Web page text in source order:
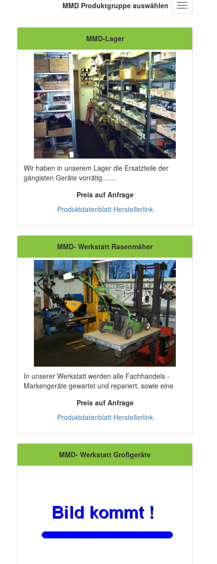
MMD Produktgruppe auswählen
Navigation
ein-/
MMD-Lager
Wir haben in unserem Lager die Ersatzteile der
gängisten Geräte vorrätig.......
Preis auf Anfrage
Produktdatenblatt Herstellerlink
MMD- Werkstatt Rasenmäher
In unserer Werkstatt werden alle Fachhandels -
Markengeräte gewartet und repariert, sowie eine
Preis auf Anfrage
Produktdatenblatt Herstellerlink
MMD- Werkstatt Großgeräte